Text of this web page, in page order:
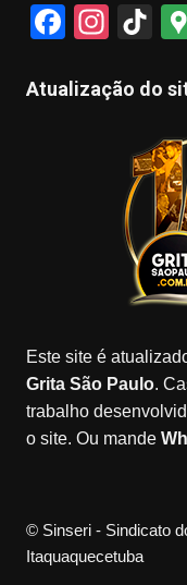
F
c
In
a
m
Ti
T
k
Atualização do
Este site é
Grita São Paulo.
trabalho
o site. Ou mande
© Sinseri - Sindicato
Itaquaquecetuba